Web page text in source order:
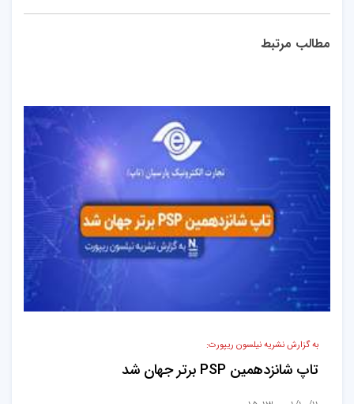
مطالب مرتبط
به گزارش نشریه نیلسون ریپورت:
تاپ شانزدهمین PSP برتر جهان شد